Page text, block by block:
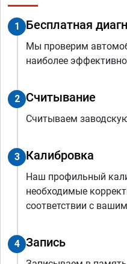
1 Бесплатная
Мы проверим
наиболее
2 Считывание
Считываем
3 Калибровка
Наш профильный
необходимые
соответствии с
4 Запись